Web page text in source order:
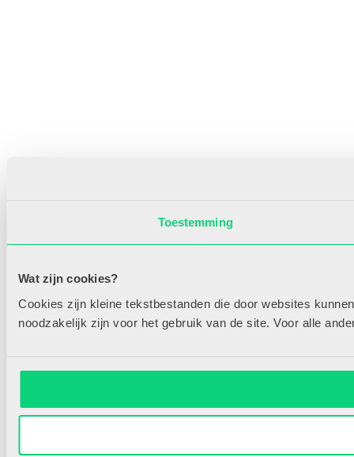
Toestemming
Wat zijn cookies?
Cookies zijn kleine tekstbestanden die door websites
noodzakelijk zijn voor het gebruik van de site. Voor alle